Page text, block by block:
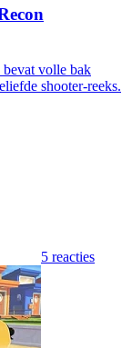
volle bak
shooter-reeks.
5 reacties